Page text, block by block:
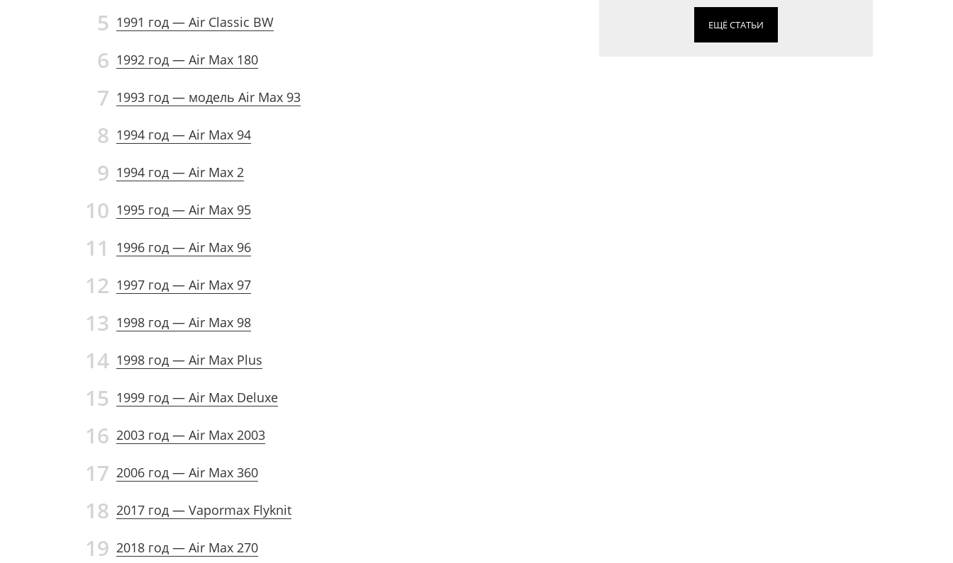
5 1991 год — Air Classic BW
6 1992 год — Air Max 180
7 1993 год — модель Air Max 93
8 1994 год — Air Max 94
9 1994 год — Air Max 2
10 1995 год — Air Max 95
11 1996 год — Air Max 96
12 1997 год — Air Max 97
13 1998 год — Air Max 98
14 1998 год — Air Max Plus
15 1999 год — Air Max Deluxe
16 2003 год — Air Max 2003
17 2006 год — Air Max 360
18 2017 год — Vapormax Flyknit
19 2018 год — Air Max 270
ЕЩЁ СТАТЬИ